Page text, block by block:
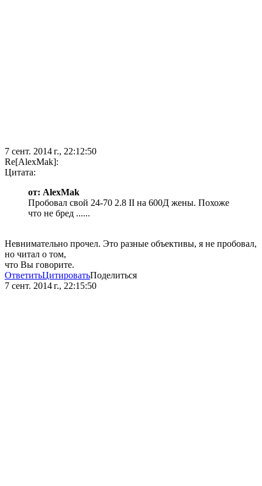
7 сент. 2014 г., 22:12:50
Re[AlexMak]:
Цитата:
от: AlexMak
Пробовал свой 24-70 2.8 II на 600Д жены. Похоже
что не бред ......
Невнимательно прочел. Это разные объективы, я не пробовал,
но читал о том,
что Вы говорите.
ОтветитьЦитироватьПоделиться
7 сент. 2014 г., 22:15:50